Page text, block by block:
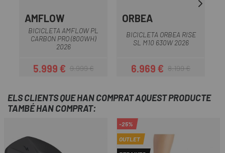
AMFLOW
BICICLETA AMFLOW PL
CARBON PRO (800WH)
2026
Preu
5.999 €Preu regular
9.999 €
ORBEA
BICICLETA ORBEA RISE
SL M10 630W 2026
Preu
6.969 €Preu regular
8.199 €
ELS CLIENTS QUE HAN COMPRAT AQUEST PRODUCTE
TAMBÉ HAN COMPRAT:
-25%
OUTLET